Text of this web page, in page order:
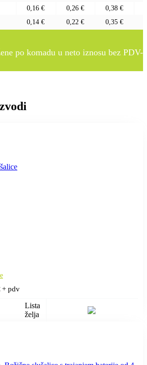
0,16 € 0,26 € 0,38 €
0,14 € 0,22 € 0,35 €
po komadu u neto iznosu bez PDV-
+ pdv
Lista
želja